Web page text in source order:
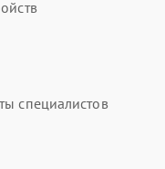
специалистов